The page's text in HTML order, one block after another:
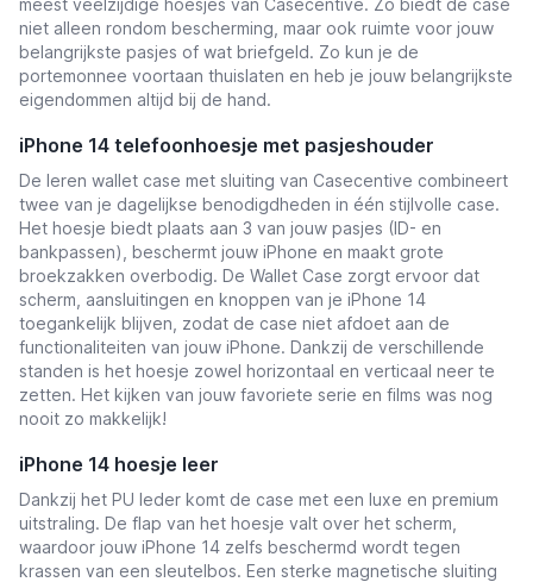
meest veelzijdige hoesjes van Casecentive. Zo biedt de case
niet alleen rondom bescherming, maar ook ruimte voor jouw
belangrijkste pasjes of wat briefgeld. Zo kun je de
portemonnee voortaan thuislaten en heb je jouw belangrijkste
eigendommen altijd bij de hand.
iPhone 14 telefoonhoesje met pasjeshouder
De leren wallet case met sluiting van Casecentive combineert
twee van je dagelijkse benodigdheden in één stijlvolle case.
Het hoesje biedt plaats aan 3 van jouw pasjes (ID- en
bankpassen), beschermt jouw iPhone en maakt grote
broekzakken overbodig. De Wallet Case zorgt ervoor dat
scherm, aansluitingen en knoppen van je iPhone 14
toegankelijk blijven, zodat de case niet afdoet aan de
functionaliteiten van jouw iPhone. Dankzij de verschillende
standen is het hoesje zowel horizontaal en verticaal neer te
zetten. Het kijken van jouw favoriete serie en films was nog
nooit zo makkelijk!
iPhone 14 hoesje leer
Dankzij het PU leder komt de case met een luxe en premium
uitstraling. De flap van het hoesje valt over het scherm,
waardoor jouw iPhone 14 zelfs beschermd wordt tegen
krassen van een sleutelbos. Een sterke magnetische sluiting